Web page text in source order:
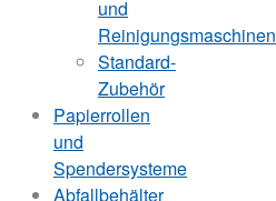
und
Reinigungsmaschinen
Standard-
Zubehör
Papierrollen
und
Spendersysteme
Abfallbehälter